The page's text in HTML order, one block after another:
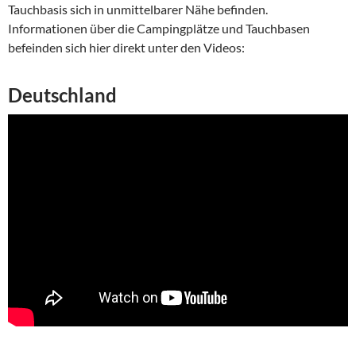
Tauchbasis sich in unmittelbarer Nähe befinden.
Informationen über die Campingplätze und Tauchbasen
befeinden sich hier direkt unter den Videos:
Deutschland